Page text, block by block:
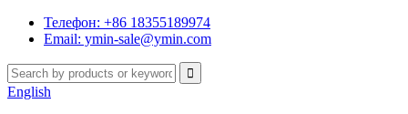
Телефон: +86 18355189974
Email: ymin-sale@ymin.com
English